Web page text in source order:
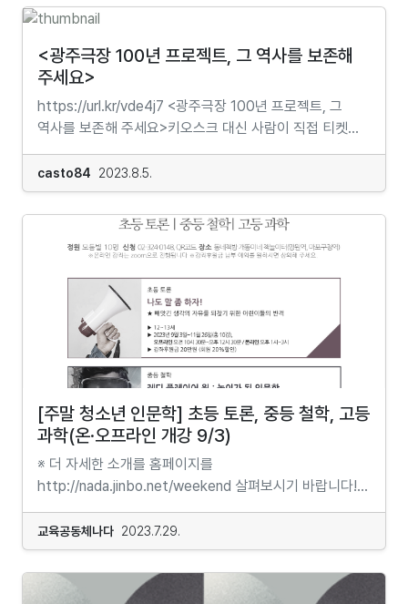
놀고 어루만지기도하고 달래고 연결하고 나누고 치유할 수
문제가 있거나 아픔이 있어야만 참여하는 것은 아닙니다.
컴퓨터가 고장 나기 전에 파일을 정리하고 불필요한 것들을
지우는 것과 같은 이치입니다. 그리고 알고 보면 내가
모르고 있던 약간의 스크래치가 있는 공간이 있을 수도
연결하고 싶어하는 본성을 가지고 있습니다.또한 겪고 있는
그리하여, 모든 여러분을 환영합니다. <조화로운 성장
연구소> 드림홈페이지:
소재 아메리칸대학교에서 철학을 가르쳤다. 현대 철학의
있다. 하이데거와 라투르를 기반으로 하여 객체의
형이상학에 관해 연구함으로써 발전시킨 객체지향존재론
(OOO) 덕분에 『아트 리뷰』에 의해 세계 예술계에서 가장
영향력이 있는 인물 100인 중 한 사람으로 선정되었다.
존재론 분야 파올로 보찌(Paolo Bozzi) 상의 2022년
객체의 형이상학』(Tool-Being : Heidegger and the
브뤼노 라투르와 객체지향 철학』(Prince of Networks :
Bruno Latour and Metaphysics, 2009; 갈무리, 2019)
현실문화, 2019)『기이한 실재론 : 러브크래프트와 철학』
(Weird Realism : Lovecraft and Philosophy, 2012)
『브뤼노 라투르 : 정치적인 것을 다시 회집하기』(Bruno
Latour : Reassembling the Political, 2014; 갈무리,
2021)『비유물론 : 객체와 사회 이론』(Immaterialism :
Objects and Social Theory, 2016 ; 갈무리, 2020)
『실재론의 부상』(The Rise of Realism, 마누엘 데란다와
공저, 2017 ; 갈무리, 근간)『객체지향 존재론 : 새로운 만물
이론』(Object-Oriented Ontology : A New Theory of
Everything, 2018)『사변적 실재론 입문』(Speculative
Realism : An Introduction, 2018; 갈무리, 2023)
『예술과 객체』(Art and Objects, 2020; 갈무리, 2022)
『객체지향 건축은 존재하는가』(Is There an Object-
Oriented Architecture, 2020)『건축과 객체』
(Architecture and Objects, 2022 ; 갈무리, 2023)
<광주극장 100년 프로젝트, 그 역사를 보존해
주세요>
https://url.kr/vde4j7 <광주극장 100년 프로젝트, 그
역사를 보존해 주세요>키오스크 대신 사람이 직접 티켓을
발권하고,고화질 포스터가 아닌 손그림 간판을 걸고,여전히
거대한 영사기를 사용하는 극장이 있습니다.우리나라에 몇
남지 않은 단관극장이자 향토극장인광주극장을 방문하면
누구나 형용할 수 없는감동의 순간을 경험할 수 있습니다.
일제강점기였던 1935년에 개관해 올해로 88년째광주
문화 예술의 중심지인 동구 충장로를 지키는국내에서 가장
오래된 단관극장, 광주극장의 이야기인데요.광주극장은
과거부터 현재까지 항상 무언가를 지켜왔습니다.일제의
감시 속에서도 우리 민족의 예술문화를
지켰고,5.18광주민주화운동 당시에는 계엄군이 겨누는
매서운 총구를피할 수 있도록 공간을
내어주었죠.2003년부터 광주극장은 예술영화전용관의
길을 걸으며지금은 대한민국 영화산업과 영화인들의 꿈을
지키고 있습니다.이토록 한결 같이 역사적, 인문학적
가치를 지키며향토극장의 명맥을 잇고 있는
광주극장이지만,공간이 가진 가치만으로 관객들을
모으기가 쉽지 않습니다.광주극장은 관객들이 조금 더
쾌적한 공간에서안전하게 영화를 관람할 수 있도록 시설을
정비하고영화를 사랑하는 관객분들이 영화를 문화로써
관객분과 더 오래, 더 가까이 할 수 있는방법을 고민하고
casto84 2023.8.5.
[주말 청소년 인문학] 초등 토론, 중등 철학, 고등
과학(온·오프라인 개강 9/3)
※ 더 자세한 소개를 홈페이지를
http://nada.jinbo.net/weekend 살펴보시기 바랍니다!
초등 토론나도 말 좀 하자!★ 빼앗긴 생각의 자유를 되찾기
위한 어린이들의 반격분야 토론 10강진행 오프라인
대면강좌, 온라인
실시간강좌참가자 12~13세기간 2023년 9월 3일~11월
26일시간 오프라인 매주 일요일 오전 10시 30분~오후
교육공동체나다 2023.7.29.